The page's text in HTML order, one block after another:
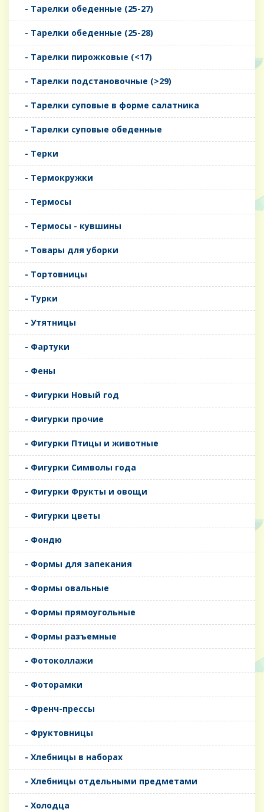
- Тарелки обеденные (25-27)
- Тарелки обеденные (25-28)
- Тарелки пирожковые (<17)
- Тарелки подстановочные (>29)
- Тарелки суповые в форме салатника
- Тарелки суповые обеденные
- Терки
- Термокружки
- Термосы
- Термосы - кувшины
- Товары для уборки
- Тортовницы
- Турки
- Утятницы
- Фартуки
- Фены
- Фигурки Новый год
- Фигурки прочие
- Фигурки Птицы и животные
- Фигурки Символы года
- Фигурки Фрукты и овощи
- Фигурки цветы
- Фондю
- Формы для запекания
- Формы овальные
- Формы прямоугольные
- Формы разъемные
- Фотоколлажи
- Фоторамки
- Френч-прессы
- Фруктовницы
- Хлебницы в наборах
- Хлебницы отдельными предметами
- Холодца